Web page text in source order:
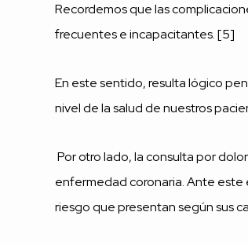
Recordemos que las
frecuentes e incapacitantes. [5]
En este sentido, resulta lógico
nivel de la salud de nuestros
Por otro lado, la consulta por
enfermedad coronaria. Ante
riesgo que presentan según sus